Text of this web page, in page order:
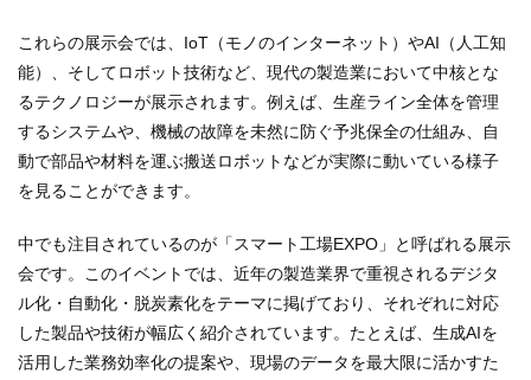
これらの展示会では、IoT（モノのインターネット）やAI（人工知
能）、そしてロボット技術など、現代の製造業において中核とな
るテクノロジーが展示されます。例えば、生産ライン全体を管理
するシステムや、機械の故障を未然に防ぐ予兆保全の仕組み、自
動で部品や材料を運ぶ搬送ロボットなどが実際に動いている様子
を見ることができます。
中でも注目されているのが「スマート工場EXPO」と呼ばれる展示
会です。このイベントでは、近年の製造業界で重視されるデジタ
ル化・自動化・脱炭素化をテーマに掲げており、それぞれに対応
した製品や技術が幅広く紹介されています。たとえば、生成AIを
活用した業務効率化の提案や、現場のデータを最大限に活かすた